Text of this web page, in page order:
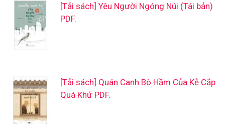
[Tải sách] Yêu Người Ngóng Núi (Tái bản)
PDF.
[Tải sách] Quán Canh Bò Hầm Của Kẻ Cắp
Quá Khứ PDF.